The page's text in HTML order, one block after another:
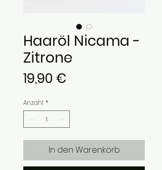
Haaröl Nicama -
Zitrone
19,90 €
Anzahl *
In den Warenkorb